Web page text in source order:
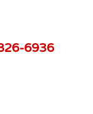
6936